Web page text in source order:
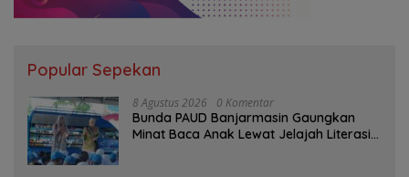
Popular Sepekan
8 Agustus 2026 0 Komentar
Bunda PAUD Banjarmasin Gaungkan
Minat Baca Anak Lewat Jelajah Literasi